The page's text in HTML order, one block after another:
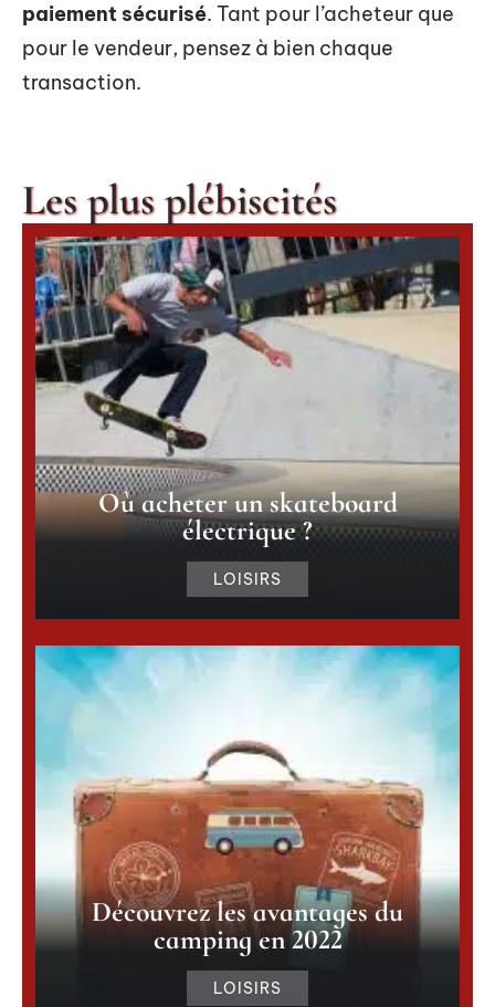
paiement sécurisé. Tant pour l’acheteur que
pour le vendeur, pensez à bien chaque
transaction.
Les plus plébiscités
Où acheter un skateboard
électrique ?
LOISIRS
Découvrez les avantages du
camping en 2022
LOISIRS